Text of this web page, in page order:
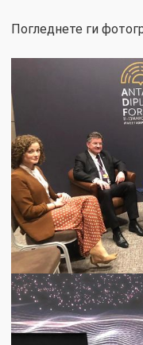
Погледнете ги